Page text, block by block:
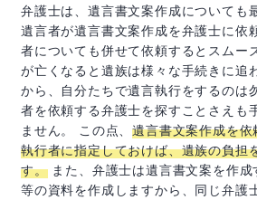
弁護士は、遺言書文案作成についても
遺言者が遺言書文案作成を弁護士に依
者についても併せて依頼するとスムー
が亡くなると遺族は様々な手続きに追
から、自分たちで遺言執行をするのは
者を依頼する弁護士を探すことさえも
ません。 この点、遺言書文案作成を
執行者に指定しておけば、遺族の負担
す。また、弁護士は遺言書文案を作成
等の資料を作成しますから、同じ弁護